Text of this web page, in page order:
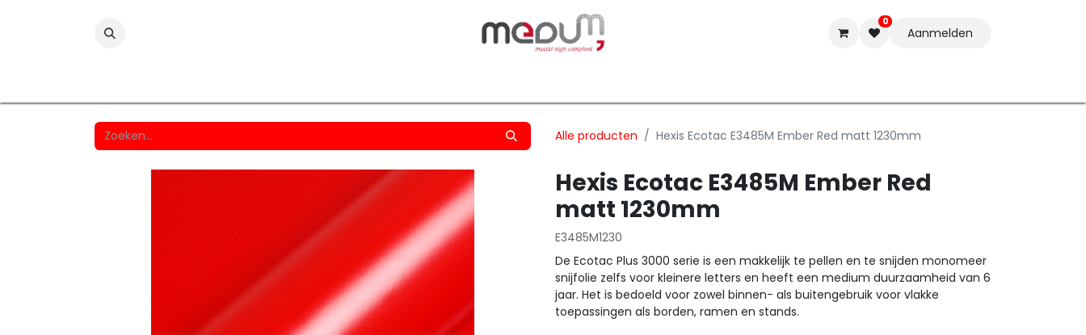
0
Aanmelden
Alle producten Hexis Ecotac E3485M Ember Red matt 1230mm
Hexis Ecotac E3485M Ember Red
matt 1230mm
E3485M1230
De Ecotac Plus 3000 serie is een makkelijk te pellen en te snijden monomeer
snijfolie zelfs voor kleinere letters en heeft een medium duurzaamheid van 6
jaar. Het is bedoeld voor zowel binnen- als buitengebruik voor vlakke
toepassingen als borden, ramen en stands.